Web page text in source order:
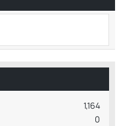
1,164
0